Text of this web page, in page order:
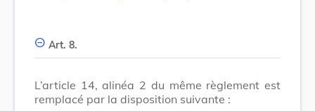
Art. 8.
L’article 14, alinéa 2 du même règlement est
remplacé par la disposition suivante :